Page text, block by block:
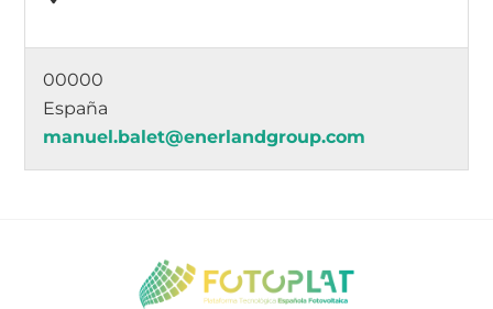
00000
España
manuel.balet@enerlandgroup.com